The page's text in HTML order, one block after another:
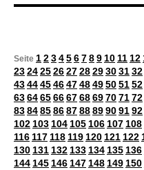
Seite 123456789 10 11 12
23242526272829303132
43444546474849505152
63646566676869707172
83848586878889909192
102 103 104 105 106 107 108
116 117 118 119 120 121 122
130 131 132 133 134 135 136
144 145 146 147 148 149 150